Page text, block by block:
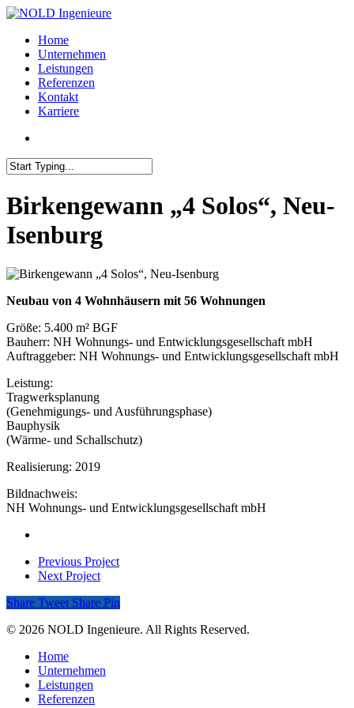
Home
Unternehmen
Leistungen
Referenzen
Kontakt
Karriere
Birkengewann „4 Solos“, Neu-
Isenburg
Neubau von 4 Wohnhäusern mit 56 Wohnungen
Größe: 5.400 m² BGF
Bauherr: NH Wohnungs- und Entwicklungsgesellschaft mbH
Auftraggeber: NH Wohnungs- und Entwicklungsgesellschaft mbH
Leistung:
Tragwerksplanung
(Genehmigungs- und Ausführungsphase)
Bauphysik
(Wärme- und Schallschutz)
Realisierung: 2019
Bildnachweis:
NH Wohnungs- und Entwicklungsgesellschaft mbH
Previous Project
Next Project
Share Tweet Share Pin
© 2026 NOLD Ingenieure. All Rights Reserved.
Home
Unternehmen
Leistungen
Referenzen